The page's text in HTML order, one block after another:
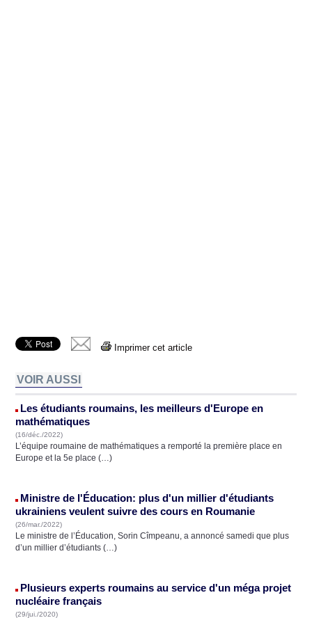
Imprimer cet article
VOIR AUSSI
Les étudiants roumains, les meilleurs d'Europe en
mathématiques
(16/déc./2022)
L’équipe roumaine de mathématiques a remporté la première place en
Europe et la 5e place (…)
Ministre de l'Éducation: plus d'un millier d'étudiants
ukrainiens veulent suivre des cours en Roumanie
(26/mar./2022)
Le ministre de l’Éducation, Sorin Cîmpeanu, a annoncé samedi que plus
d’un millier d’étudiants (…)
Plusieurs experts roumains au service d'un méga projet
nucléaire français
(29/jui./2020)